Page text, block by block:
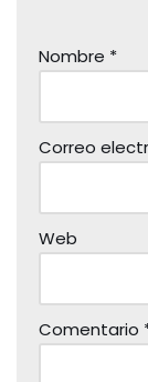
Nombre *
Correo
Web
Comentario